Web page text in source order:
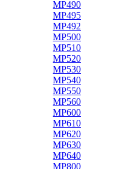
MP490
MP495
MP492
MP500
MP510
MP520
MP530
MP540
MP550
MP560
MP600
MP610
MP620
MP630
MP640
MP800